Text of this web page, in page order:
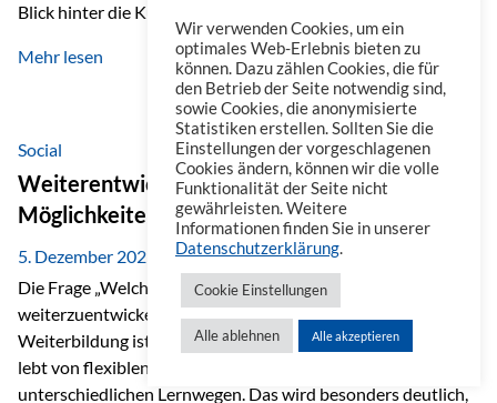
Blick hinter die Kulissen auf eine Unternehmensgruppe mit
beeindruckender Geschichte, gewachsenem Know-how und
einem stabilen Fundament. Ein starkes Netzwerk in ganz
Europa Die Vienna Insurance Group ist die führende
Versicherungsgruppe in Zentral- und Osteuropa. Mit über
50 Versicherungsgesellschaften in insgesamt 30 Ländern
verbindet sie regionale Stärke mit internationaler
Kompetenz.
Mehr lesen
Social
Weiterentwicklung im Berufsalltag: Welche
Möglichkeiten es gibt
5. Dezember 2025
Die Frage „Welche Möglichkeiten gibt es, sich
weiterzuentwickeln?“ lässt sich heute vielseitig beantworten.
Weiterbildung ist längst kein starrer Prozess mehr, sondern
lebt von flexiblen Formaten, individuellen Bedürfnissen und
unterschiedlichen Lernwegen. Das wird besonders deutlich,
Wir verwenden Cookies, um ein
optimales Web-Erlebnis bieten zu
können. Dazu zählen Cookies, die für
den Betrieb der Seite notwendig sind,
sowie Cookies, die anonymisierte
Statistiken erstellen. Sollten Sie die
Einstellungen der vorgeschlagenen
Cookies ändern, können wir die volle
Funktionalität der Seite nicht
gewährleisten. Weitere
Informationen finden Sie in unserer
Datenschutzerklärung.
Cookie Einstellungen
Alle ablehnen Alle akzeptieren